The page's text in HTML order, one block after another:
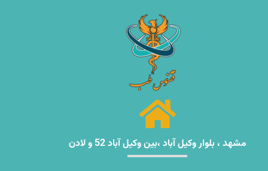
مشهد ، بلوار وکیل آباد ،بین وکیل آباد 52 و لادن